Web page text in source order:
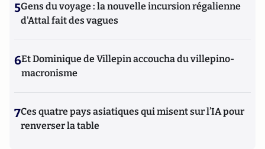
5Gens du voyage : la nouvelle incursion régalienne
d'Attal fait des vagues
6Et Dominique de Villepin accoucha du villepino-
macronisme
7Ces quatre pays asiatiques qui misent sur l’IA pour
renverser la table